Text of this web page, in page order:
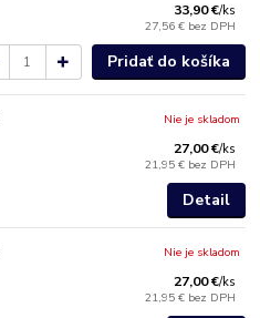
33,90 €/ks
27,56 € bez DPH
Pridať do košíka
27,00 €/ks
21,95 € bez DPH
Nie je skladom
Detail
27,00 €/ks
21,95 € bez DPH
Nie je skladom